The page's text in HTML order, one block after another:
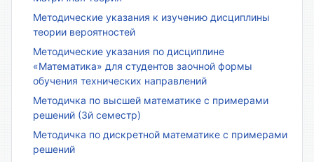
Методические указания к изучению дисциплины
теории вероятностей
Методические указания по дисциплине
«Математика» для студентов заочной формы
обучения технических направлений
Методичка по высшей математике с примерами
решений (3й семестр)
Методичка по дискретной математике с примерами
решений